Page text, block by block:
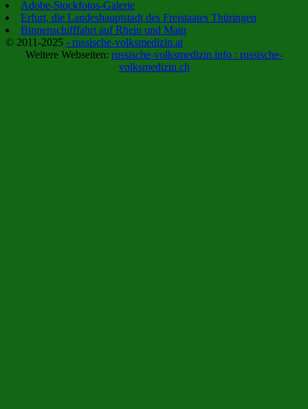
Adobe-Stockfotos-Galerie
Erfurt, die Landeshauptstadt des Freistaates Thüringen
Binnenschifffahrt auf Rhein und Main
© 2011-2025 - russische-volksmedizin.at
Weitere Webseiten: russische-volksmedizin.info : russische-
volksmedizin.ch